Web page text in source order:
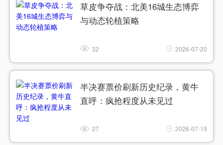
草皮争夺战：北美16城生态博弈
与动态轮植策略
32 2026-07-20
半决赛票价刷新历史纪录，黄牛
直呼：疯抢程度从未见过
27 2026-07-19